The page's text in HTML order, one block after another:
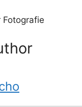
Fotografie